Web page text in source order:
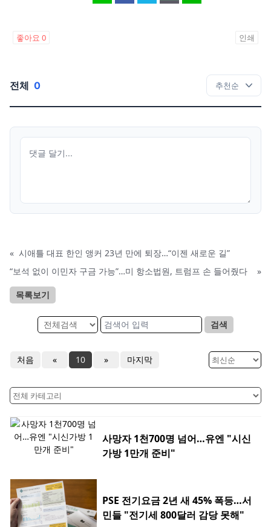
좋아요 0 인쇄
전체 0
« 시애틀 대표 한인 앵커 23년 만에 퇴장…“이젠 새로운 길”
“보석 없이 이민자 구금 가능”…미 항소법원, 트럼프 손 들어줬다
»
목록보기
검색
처음 « 10 » 마지막
사망자 1천700명 넘어…유엔 "시신
가방 1만개 준비"
PSE 전기요금 2년 새 45% 폭등…서
민들 "전기세 800달러 감당 못해"